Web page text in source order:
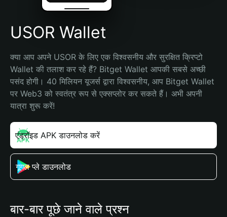
Español (Argentina)
USOR Wallet
क्या आप अपने USOR के लिए एक विश्वसनीय और सुरक्षित क्रिप्टो
Wallet की तलाश कर रहे हैं? Bitget Wallet आपकी सबसे अच्छी
पसंद होगी। 40 मिलियन यूजर्स द्वारा विश्वसनीय, आप Bitget Wallet
पर Web3 को स्वतंत्र रूप से एक्सप्लोर कर सकते हैं। अभी अपनी
यात्रा शुरू करें!
एंड्रॉइड APK डाउनलोड करें
गूगल प्ले डाउनलोड
बार-बार पूछे जाने वाले प्रश्न